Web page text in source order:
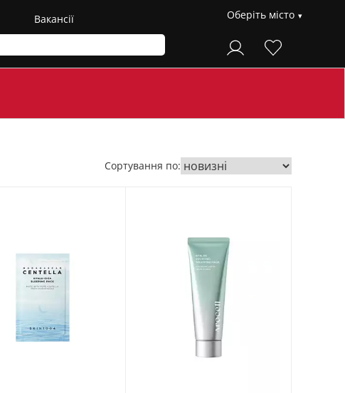
Вакансії Оберіть місто
Сортування по: